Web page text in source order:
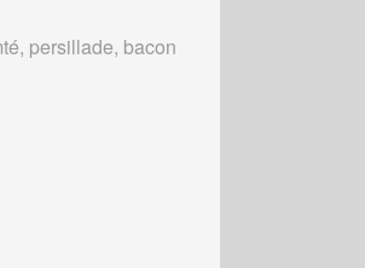
persillade, bacon